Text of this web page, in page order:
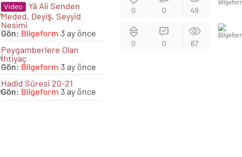
0 0 49
0 0 67
Video
Yâ Ali Senden
Meded, Deyiş, Seyyid
Nesimi
Gön: Bilgeform 3 ay önce
Peygamberlere Olan
İhtiyaç
Gön: Bilgeform 3 ay önce
Hadîd Sûresi 20-21
Gön: Bilgeform 3 ay önce